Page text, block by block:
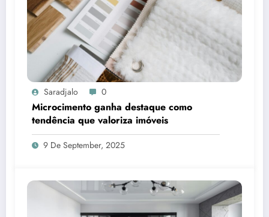
Saradjalo 0
Microcimento ganha destaque como
tendência que valoriza imóveis
9 De September, 2025